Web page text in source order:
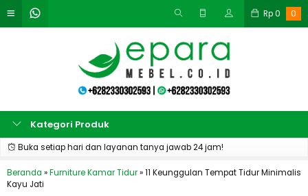
Rp0 0
Kategori Produk
Buka setiap hari dan layanan tanya jawab 24 jam!
Beranda »Furniture Kamar Tidur»11 Keunggulan Tempat Tidur Minimalis
Kayu Jati